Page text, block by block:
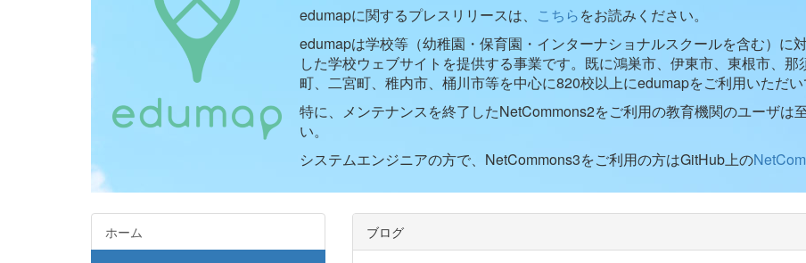
edumapに関するプレスリリースは、 こちらをお読みください。
edumapは学校等（幼稚園・保育園・インターナショナルスクールを含む）に
した学校ウェブサイトを提供する事業です。既に鴻巣市、伊東市、東根市、
町、二宮町、稚内市、桶川市等を中心に820校以上にedumapをご利用いただい
特に、メンテナンスを終了したNetCommons2をご利用の教育機関のユーザは
い。
システムエンジニアの方で、NetCommons3をご利用の方はGitHub上の
ブログ
ホーム